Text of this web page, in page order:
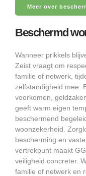
Meer over
Beschermd
Wanneer prikkels
Zeist vraagt om
familie of netwerk,
zelfstandigheid mee.
voorkomen,
geeft warm eigen
beschermend
woonzekerheid.
bescherming en
vertrekpunt maakt
veiligheid concreter.
familie of netwerk en